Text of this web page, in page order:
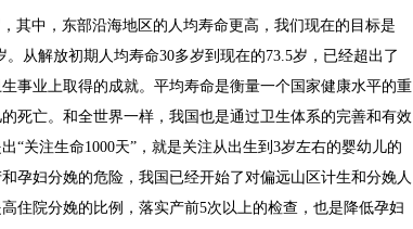
其中，东部沿海地区的人均寿命更高，我们现在的目标是
从解放初期人均寿命30多岁到现在的73.5岁，已经超出了
事业上取得的成就。平均寿命是衡量一个国家健康水平的重
死亡。和全世界一样，我国也是通过卫生体系的完善和有效
“关注生命1000天”，就是关注从出生到3岁左右的婴幼儿的
孕妇分娩的危险，我国已经开始了对偏远山区计生和分娩人
住院分娩的比例，落实产前5次以上的检查，也是降低孕妇